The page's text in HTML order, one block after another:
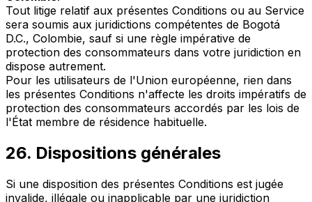
Tout litige relatif aux présentes Conditions ou au Service
sera soumis aux juridictions compétentes de Bogotá
D.C., Colombie, sauf si une règle impérative de
protection des consommateurs dans votre juridiction en
dispose autrement.
Pour les utilisateurs de l'Union européenne, rien dans
les présentes Conditions n'affecte les droits impératifs de
protection des consommateurs accordés par les lois de
l'État membre de résidence habituelle.
26. Dispositions générales
Si une disposition des présentes Conditions est jugée
invalide, illégale ou inapplicable par une juridiction